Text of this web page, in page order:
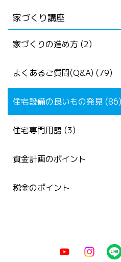
家づくり講座
家づくりの進め方 (2)
よくあるご質問(Q&A) (79)
住宅設備の良いもの発見 (86)
住宅専門用語 (3)
資金計画のポイント
税金のポイント